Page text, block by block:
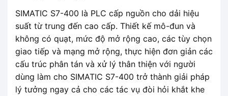
SIMATIC S7-400 là PLC cấp nguồn cho dải hiệu
suất từ ​​trung đến cao cấp. Thiết kế mô-đun và
không có quạt, mức độ mở rộng cao, các tùy chọn
giao tiếp và mạng mở rộng, thực hiện đơn giản các
cấu trúc phân tán và xử lý thân thiện với người
dùng làm cho SIMATIC S7-400 trở thành giải pháp
lý tưởng ngay cả cho các tác vụ đòi hỏi khắt khe